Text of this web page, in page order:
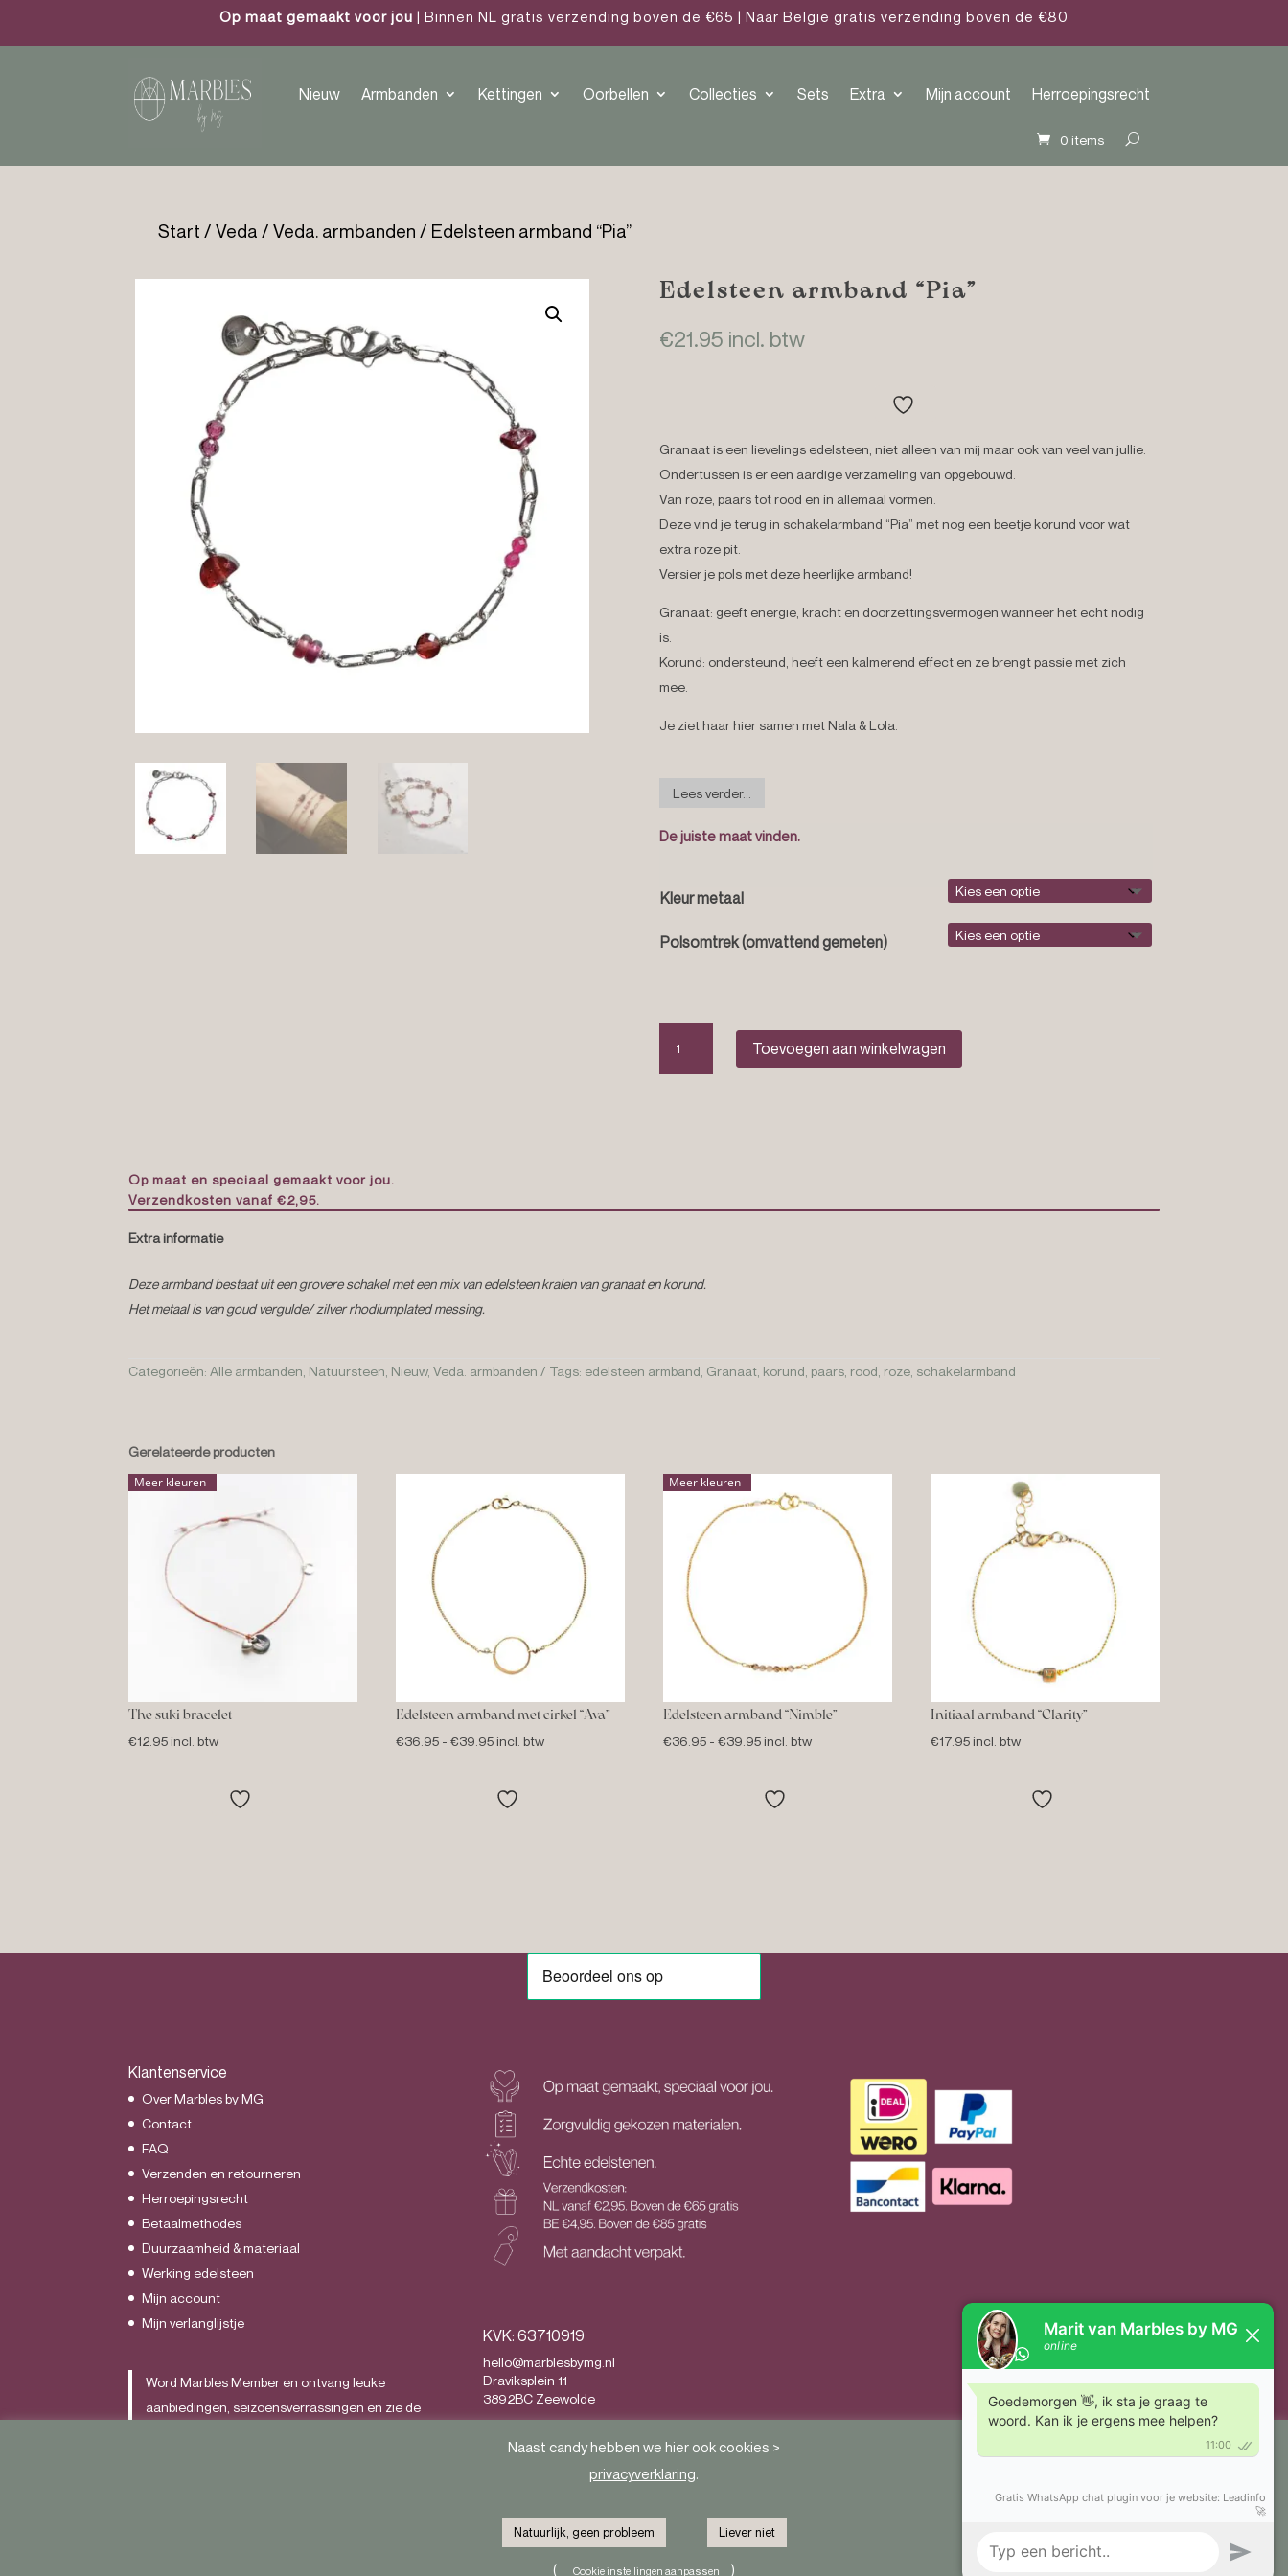
Op maat gemaakt voor jou | Binnen NL gratis verzending boven de €65 | Naar België gratis verzending boven de €80
Nieuw Armbanden Kettingen Oorbellen Collecties Sets Extra Mijn account Herroepingsrecht
0 items
Start /Veda /Veda. armbanden / Edelsteen armband “Pia”
Edelsteen armband “Pia”
€21.95 incl. btw
Granaat is een lievelings edelsteen, niet alleen van mij maar ook van veel van jullie.
Ondertussen is er een aardige verzameling van opgebouwd.
Van roze, paars tot rood en in allemaal vormen.
Deze vind je terug in schakelarmband “Pia” met nog een beetje korund voor wat
extra roze pit.
Versier je pols met deze heerlijke armband!
Granaat: geeft energie, kracht en doorzettingsvermogen wanneer het echt nodig
is.
Korund: ondersteund, heeft een kalmerend effect en ze brengt passie met zich
mee.
Je ziet haar hier samen met Nala & Lola.
Lees verder...
De juiste maat vinden.
Kleur metaal
Polsomtrek (omvattend gemeten)
armband
Toevoegen aan winkelwagen
Op maat en speciaal gemaakt voor jou.
Verzendkosten vanaf €2,95.
Extra informatie
Deze armband bestaat uit een grovere schakel met een mix van edelsteen kralen van granaat en korund.
Het metaal is van goud vergulde/ zilver rhodiumplated messing.
Categorieën:Alle armbanden Natuursteen Nieuw,Veda. armbanden Tags: edelsteen armband Granaat korund paars rood roze schakelarmband
Gerelateerde producten
Meer kleuren
The suki bracelet
€12.95 incl. btw
Edelsteen armband met cirkel “Ava”
€36.95 - €39.95Prijsklasse:
tot
incl. btw
Meer kleuren
Edelsteen armband “Nimble”
€36.95 - €39.95Prijsklasse:
tot
incl. btw
Initiaal armband “Clarity”
€17.95incl. btw
Klantenservice
Over Marbles by MG
Contact
FAQ
Verzenden en retourneren
Herroepingsrecht
Betaalmethodes
Duurzaamheid & materiaal
Werking edelsteen
Mijn account
Mijn verlanglijstje
Word Marbles Member en ontvang leuke
aanbiedingen, seizoensverrassingen en zie de
KVK: 63710919
hello@marblesbymg.nl
Draviksplein 11
3892BC Zeewolde
Naast candy hebben we hier ook cookies >
privacyverklaring.
Natuurlijk, geen probleem Liever niet
( Cookie instellingen aanpassen )